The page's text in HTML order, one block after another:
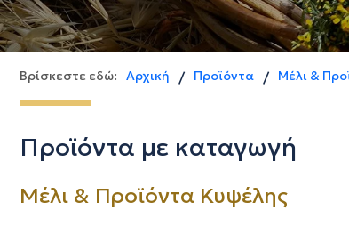
Βρίσκεστε εδώ: Αρχική / Προϊόντα / Μέλι &
Προϊόντα με καταγωγή
Μέλι & Προϊόντα Κυψέλης